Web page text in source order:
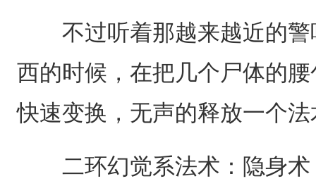
不过听着那越来越近的警
西的时候，在把几个尸体的
快速变换，无声的释放一个
二环幻觉系法术：隐身术